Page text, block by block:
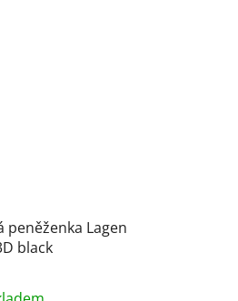
peněženka Lagen
black